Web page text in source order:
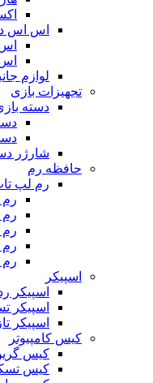
اس اس
لوازم
تجهیزات بازی
دسته
شارژر
حافظه رم
رم لپ
رم
رم
رم
رم
اسپیکر
اسپیکر
اسپیکر
اسپیکر
کیس کامپیوتر
کیس
کیس